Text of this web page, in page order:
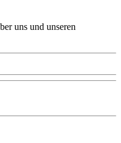
uns und unseren